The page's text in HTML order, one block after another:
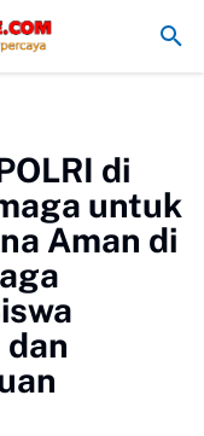
PMC Tunda Aktivitas di
di
untuk
Aman di